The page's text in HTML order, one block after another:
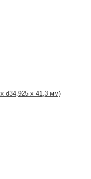
d34,925 x 41,3 мм)